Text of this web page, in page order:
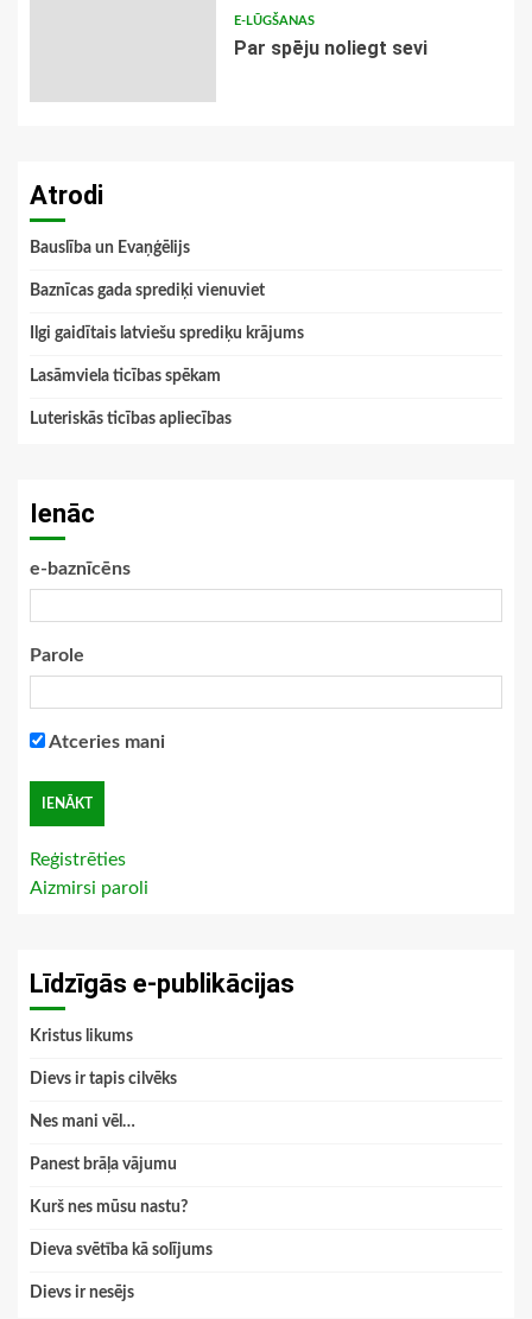
E-LŪGŠANAS
Par spēju noliegt sevi
Atrodi
Bauslība un Evaņģēlijs
Baznīcas gada sprediķi vienuviet
Ilgi gaidītais latviešu sprediķu krājums
Lasāmviela ticības spēkam
Luteriskās ticības apliecības
Ienāc
e-baznīcēns
Parole
Atceries mani
Reģistrēties
Aizmirsi paroli
Līdzīgās e-publikācijas
Kristus likums
Dievs ir tapis cilvēks
Nes mani vēl…
Panest brāļa vājumu
Kurš nes mūsu nastu?
Dieva svētība kā solījums
Dievs ir nesējs